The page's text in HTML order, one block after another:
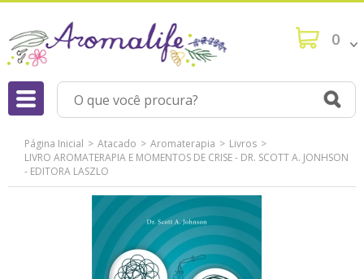
0
Página Inicial Atacado Aromaterapia
Livros
LIVRO AROMATERAPIA E MOMENTOS DE CRISE - DR. SCOTT A. JONHSON
- EDITORA LASZLO